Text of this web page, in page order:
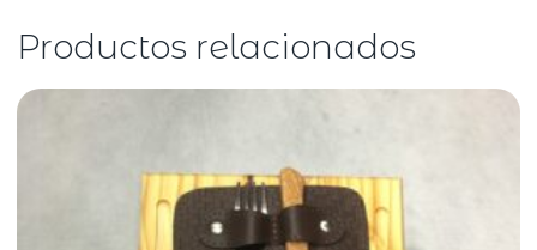
Productos relacionados